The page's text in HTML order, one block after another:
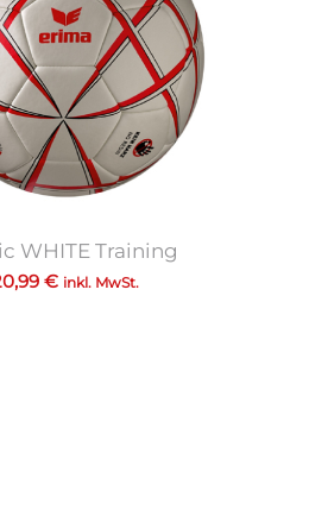
WHITE Training
€ inkl. MwSt.